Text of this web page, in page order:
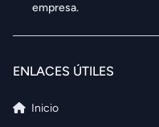
empresa.
ENLACES ÚTILES
Inicio